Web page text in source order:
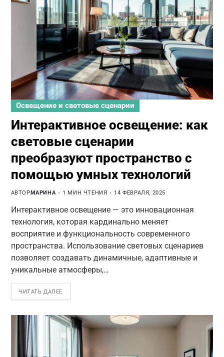
Освещение и световые сценарии
Интерактивное освещение: как
световые сценарии
преобразуют пространство с
помощью умных технологий
АВТОР МАРИНА 1 МИН ЧТЕНИЯ 14 ФЕВРАЛЯ, 2025
Интерактивное освещение — это инновационная
технология, которая кардинально меняет
восприятие и функциональность современного
пространства. Использование световых сценариев
позволяет создавать динамичные, адаптивные и
уникальные атмосферы,…
ЧИТАТЬ ДАЛЕЕ